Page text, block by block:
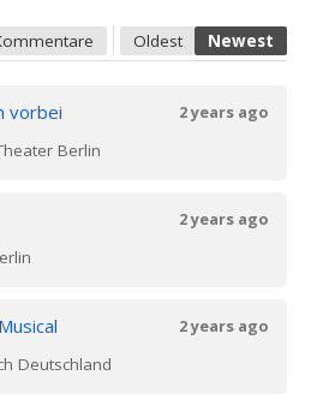
Oldest Newest
2 years ago
vorbei
Berlin
2 years ago
2 years ago
Deutschland